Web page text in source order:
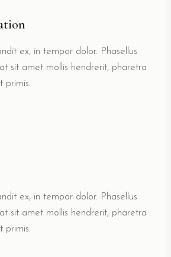
ex, in tempor dolor. Phasellus
sit amet mollis hendrerit, pharetra
primis.
ex, in tempor dolor. Phasellus
sit amet mollis hendrerit, pharetra
primis.